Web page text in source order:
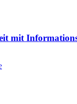
mit